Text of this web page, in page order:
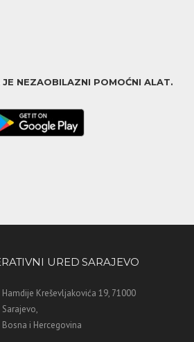
NEZAOBILAZNI POMOĆNI ALAT.
URED SARAJEVO
Hamdije Kreševljakovića 19, 71000
Sarajevo,
Bosna i Hercegovina